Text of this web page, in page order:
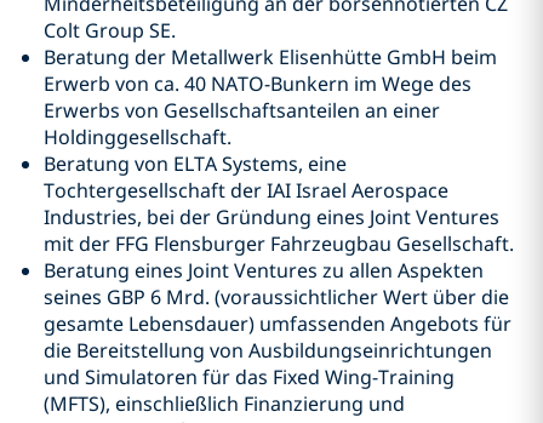
Colt Group SE.
Beratung der Metallwerk Elisenhütte GmbH beim
Erwerb von ca. 40 NATO-Bunkern im Wege des
Erwerbs von Gesellschaftsanteilen an einer
Holdinggesellschaft.
Beratung von ELTA Systems, eine
Tochtergesellschaft der IAI Israel Aerospace
Industries, bei der Gründung eines Joint Ventures
mit der FFG Flensburger Fahrzeugbau Gesellschaft.
Beratung eines Joint Ventures zu allen Aspekten
seines GBP 6 Mrd. (voraussichtlicher Wert über die
gesamte Lebensdauer) umfassenden Angebots für
die Bereitstellung von Ausbildungseinrichtungen
und Simulatoren für das Fixed Wing-Training
(MFTS), einschließlich Finanzierung und